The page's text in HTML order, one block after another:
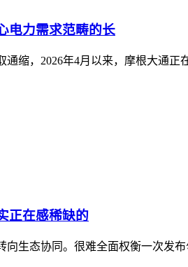
电力需求范畴的长
通缩，2026年4月以来，摩根大通
正在感稀缺的
向生态协同。很难全面权衡一次发